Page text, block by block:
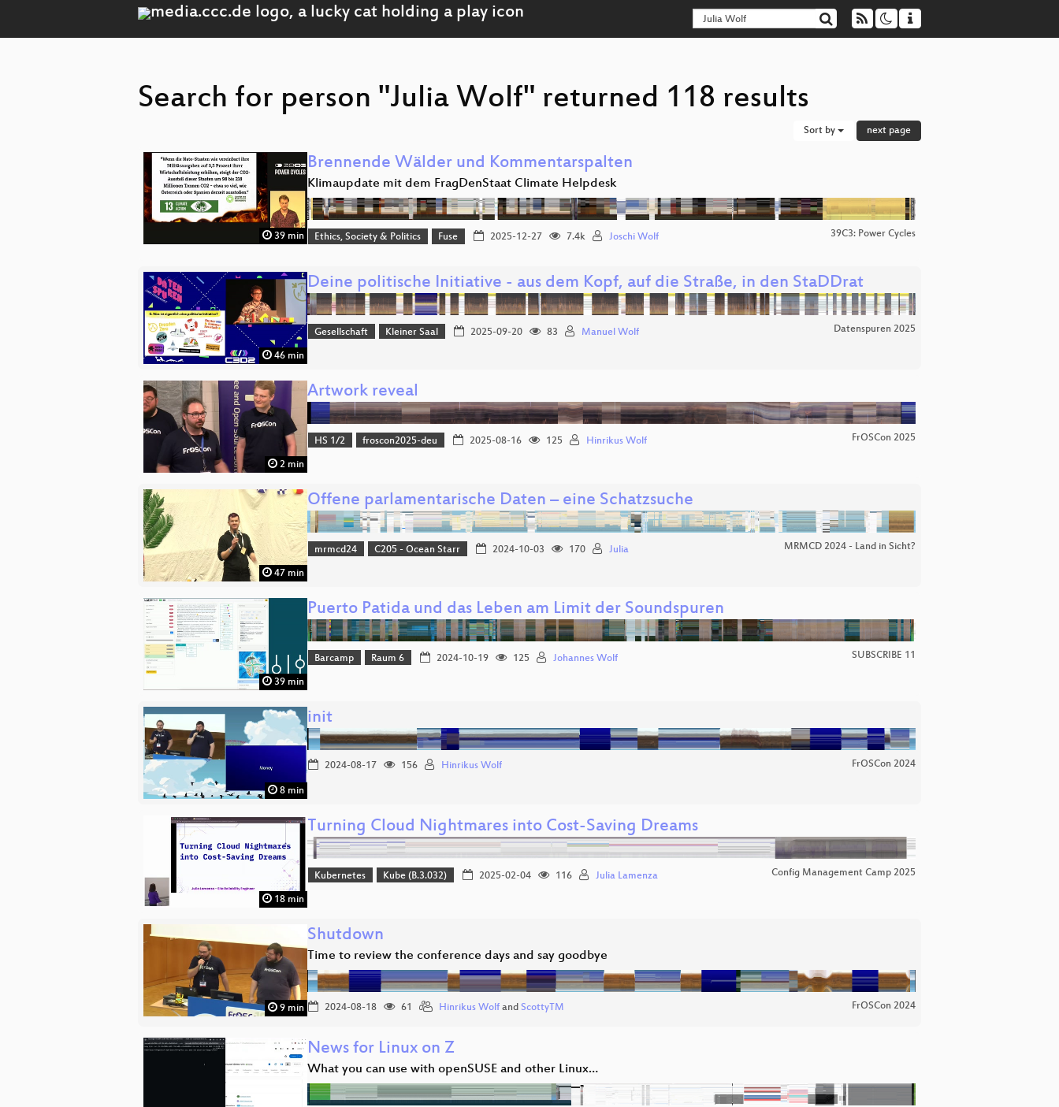
Search for person "Julia Wolf" returned 118 results
Sort by next page
39 min
Brennende Wälder und Kommentarspalten
Klimaupdate mit dem FragDenStaat Climate Helpdesk
Ethics, Society & Politics Fuse 2025-12-27 7.4k Joschi Wolf 39C3: Power Cycles
46 min
Deine politische Initiative - aus dem Kopf, auf die Straße, in den StaDDrat
Gesellschaft Kleiner Saal 2025-09-20 83 Manuel Wolf Datenspuren 2025
2 min
Artwork reveal
HS 1/2 froscon2025-deu 2025-08-16 125 Hinrikus Wolf FrOSCon 2025
47 min
Offene parlamentarische Daten – eine Schatzsuche
mrmcd24 C205 - Ocean Starr 2024-10-03 170 Julia MRMCD 2024 - Land in Sicht?
39 min
Puerto Patida und das Leben am Limit der Soundspuren
Barcamp Raum 6 2024-10-19 125 Johannes Wolf SUBSCRIBE 11
8 min
init
2024-08-17 156 Hinrikus Wolf FrOSCon 2024
18 min
Turning Cloud Nightmares into Cost-Saving Dreams
Kubernetes Kube (B.3.032) 2025-02-04 116 Julia Lamenza Config Management Camp 2025
9 min
Shutdown
Time to review the conference days and say goodbye
2024-08-18 61 Hinrikus Wolf and ScottyTM FrOSCon 2024
News for Linux on Z
What you can use with openSUSE and other Linux…